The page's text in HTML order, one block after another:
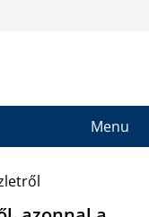
Menu